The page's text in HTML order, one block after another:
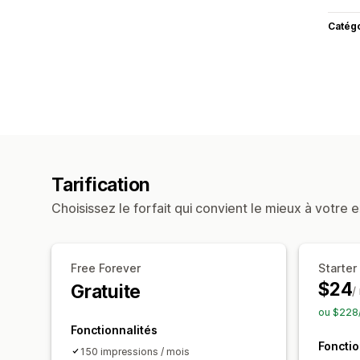
Tarification
Choisissez le forfait qui convient le mieux à votre
Free Forever
Gratuite
Fonctionnalités
150 impressions / mois
Starter
$24/
ou